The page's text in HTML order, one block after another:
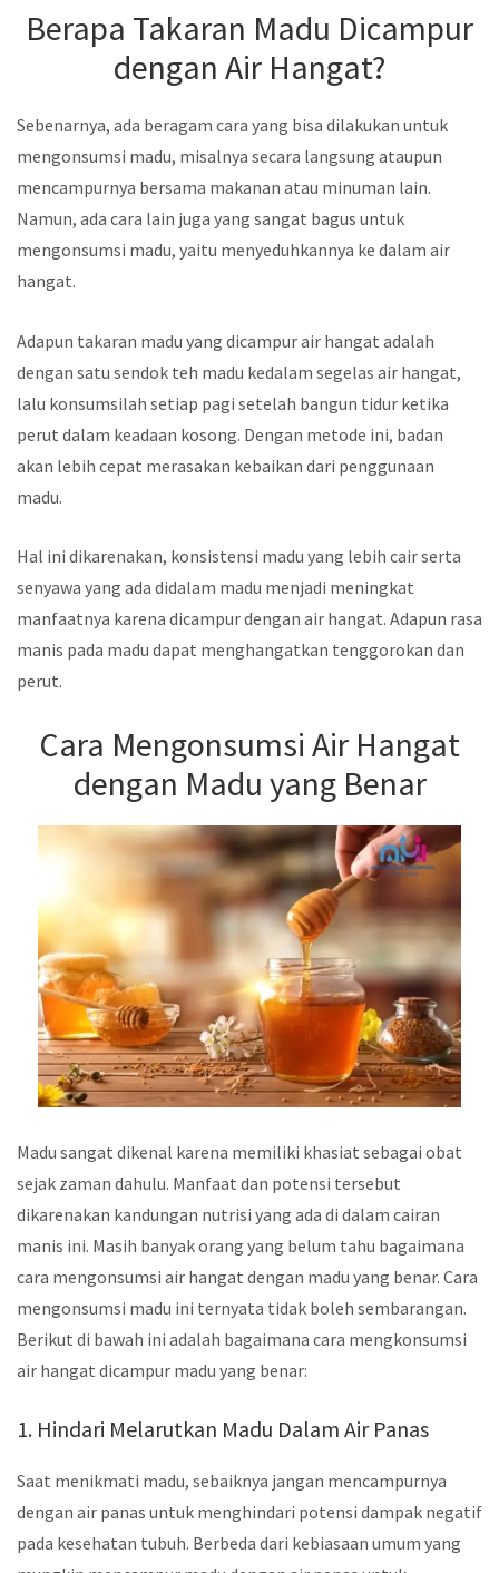
Berapa Takaran Madu Dicampur
dengan Air Hangat?
Sebenarnya, ada beragam cara yang bisa dilakukan untuk
mengonsumsi madu, misalnya secara langsung ataupun
mencampurnya bersama makanan atau minuman lain.
Namun, ada cara lain juga yang sangat bagus untuk
mengonsumsi madu, yaitu menyeduhkannya ke dalam air
hangat.
Adapun takaran madu yang dicampur air hangat adalah
dengan satu sendok teh madu kedalam segelas air hangat,
lalu konsumsilah setiap pagi setelah bangun tidur ketika
perut dalam keadaan kosong. Dengan metode ini, badan
akan lebih cepat merasakan kebaikan dari penggunaan
madu.
Hal ini dikarenakan, konsistensi madu yang lebih cair serta
senyawa yang ada didalam madu menjadi meningkat
manfaatnya karena dicampur dengan air hangat. Adapun rasa
manis pada madu dapat menghangatkan tenggorokan dan
perut.
Cara Mengonsumsi Air Hangat
dengan Madu yang Benar
Madu sangat dikenal karena memiliki khasiat sebagai obat
sejak zaman dahulu. Manfaat dan potensi tersebut
dikarenakan kandungan nutrisi yang ada di dalam cairan
manis ini. Masih banyak orang yang belum tahu bagaimana
cara mengonsumsi air hangat dengan madu yang benar. Cara
mengonsumsi madu ini ternyata tidak boleh sembarangan.
Berikut di bawah ini adalah bagaimana cara mengkonsumsi
air hangat dicampur madu yang benar:
1. Hindari Melarutkan Madu Dalam Air Panas
Saat menikmati madu, sebaiknya jangan mencampurnya
dengan air panas untuk menghindari potensi dampak negatif
pada kesehatan tubuh. Berbeda dari kebiasaan umum yang